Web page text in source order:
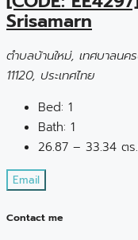
Srisamarn
ตำบลบ้านใหม่, เทศบาลนค
11120, ประเทศไทย
Bed: 1
Bath: 1
26.87 – 33.34 ตร
Email
Contact me